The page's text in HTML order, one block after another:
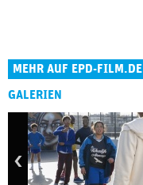
MEHR AUF EPD-FILM.DE
GALERIEN